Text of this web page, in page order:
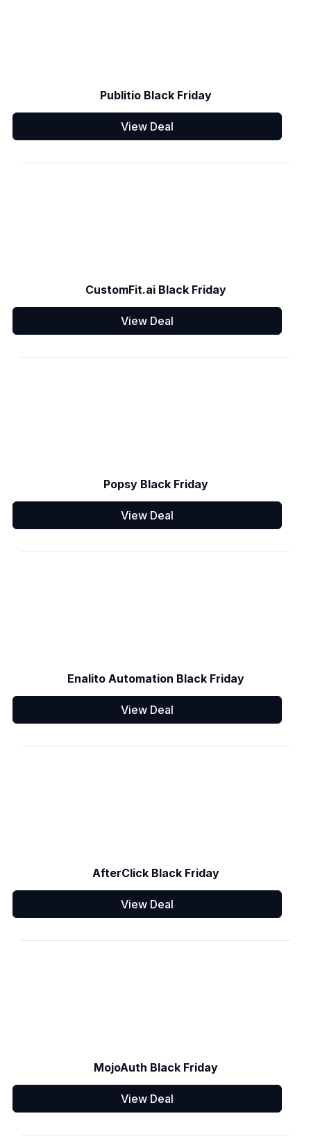
Publitio Black Friday
View Deal
CustomFit.ai Black Friday
View Deal
Popsy Black Friday
View Deal
Enalito Automation Black Friday
View Deal
AfterClick Black Friday
View Deal
MojoAuth Black Friday
View Deal